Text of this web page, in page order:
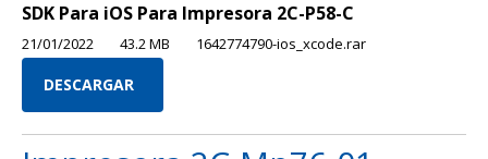
SDK Para iOS Para lmpresora 2C-P58-C
21/01/2022 43.2 MB 1642774790-ios_xcode.rar
DESCARGAR